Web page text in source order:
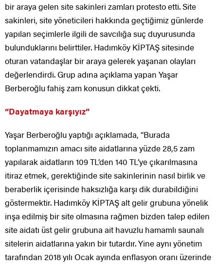
bir araya gelen site sakinleri zamları protesto etti. Site
sakinleri, site yöneticileri hakkında geçtiğimiz günlerde
yapılan seçimlerle ilgili de savcılığa suç duyurusunda
bulunduklarını belirttiler. Hadımköy KİPTAŞ sitesinde
oturan vatandaşlar bir araya gelerek yaşanan olayları
değerlendirdi. Grup adına açıklama yapan Yaşar
Berberoğlu fahiş zam konusun dikkat çekti.
“Dayatmaya karşıyız”
Yaşar Berberoğlu yaptığı açıklamada, “Burada
toplanmamızın amacı site aidatlarına yüzde 28,5 zam
yapılarak aidatların 109 TL’den 140 TL’ye çıkarılmasına
itiraz etmek, gerektiğinde site sakinlerinin nasıl birlik ve
beraberlik içerisinde haksızlığa karşı dik durabildiğini
göstermektir. Hadımköy KİPTAŞ alt gelir grubuna yönelik
inşa edilmiş bir site olmasına rağmen bizden talep edilen
site aidatı üst gelir grubuna ait havuzlu hamamlı saunalı
sitelerin aidatlarına yakın bir tutardır. Yine aynı yönetim
tarafından 2018 yılı Ocak ayında enflasyon oranı üzerinde